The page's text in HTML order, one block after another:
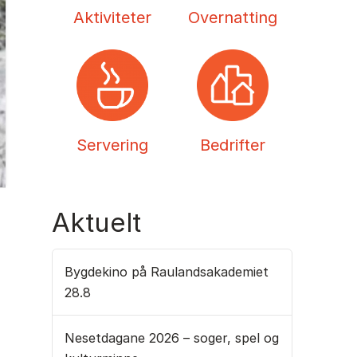
Aktiviteter Overnatting
Servering Bedrifter
Aktuelt
Bygdekino på Raulandsakademiet
28.8
Nesetdagane 2026 – soger, spel og